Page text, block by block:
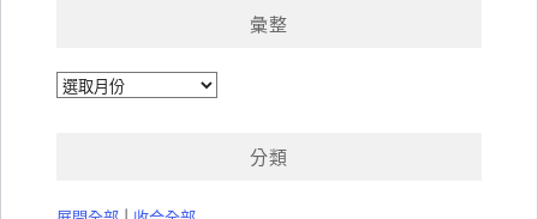
彙整
彙
分類